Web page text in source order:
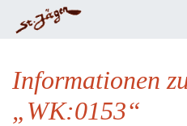
Informationen
„WK:0153“